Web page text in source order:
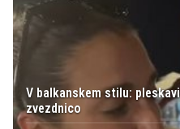
V balkanskem stilu:
zvezdnico